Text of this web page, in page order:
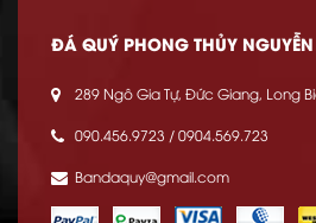
ĐÁ QUÝ PHONG THỦY
289 Ngô Gia Tự, Đức Giang, Long
090.456.9723 / 0904.569.723
Bandaquy@gmail.com